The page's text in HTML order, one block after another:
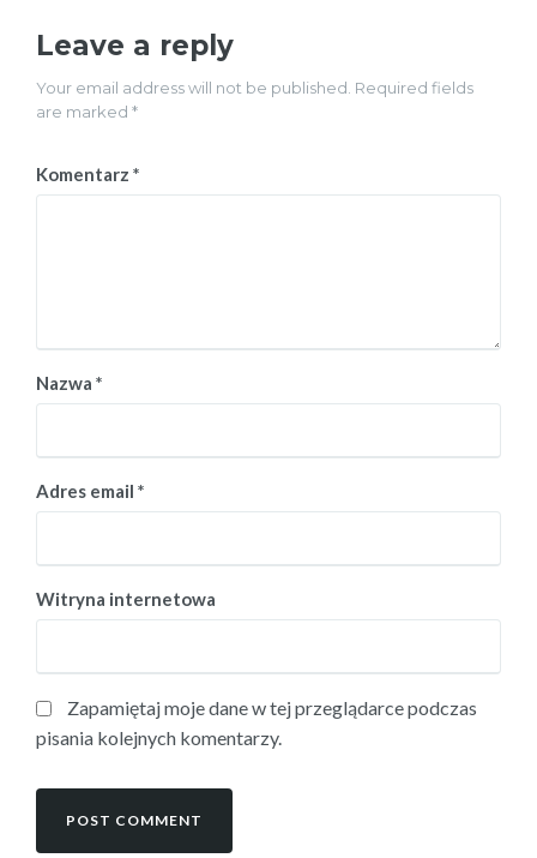
Leave a reply
Your email address will not be published. Required fields
are marked *
Komentarz *
Nazwa *
Adres email *
Witryna internetowa
Zapamiętaj moje dane w tej przeglądarce podczas
pisania kolejnych komentarzy.